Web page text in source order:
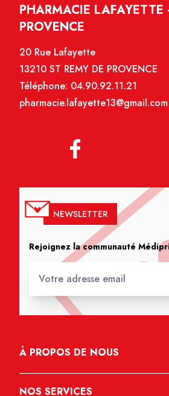
PHARMACIE LAFAYETTE
PROVENCE
20 Rue Lafayette
13210 ST REMY DE PROVENCE
Téléphone: 04.90.92.11.21
pharmacie.lafayette13@gmail.com
NEWSLETTER
Rejoignez la communauté
À PROPOS DE NOUS
NOS SERVICES